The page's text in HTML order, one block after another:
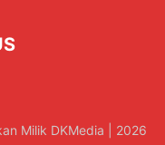
Milik DKMedia | 2026